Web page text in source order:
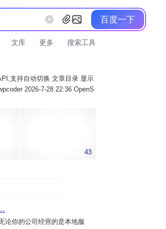
百度一下
文库 更多 搜索工具
支持自动切换 文章目录 显示
2026-7-28 22:36 OpenS
43
论你的公司经营的是本地服